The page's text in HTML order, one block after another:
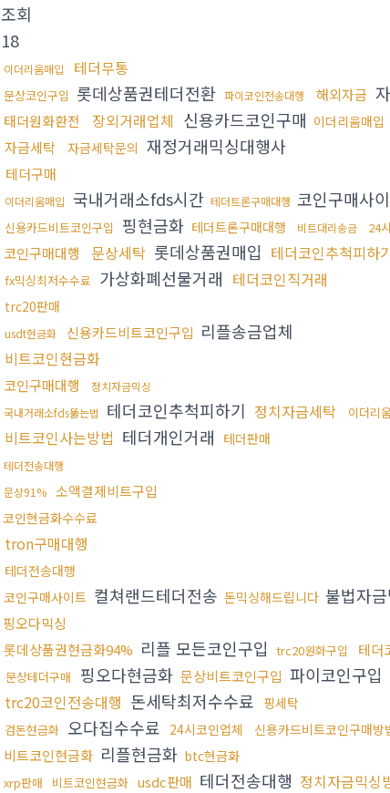
조회
18
이더리움매입 테더무통
문상코인구입 롯데상품권테더전환 파이코인전송대행 해외자금
태더원화환전 장외거래업체 신용카드코인구매 이더리움매입
자금세탁
자금세탁문의 재정거래믹싱대행사
테더구매
이더리움매입 국내거래소fds시간 테더트론구매대행 코인구매사
신용카드비트코인구입
핑현금화 테더트론구매대행 비트대리송금 24
코인구매대행 문상세탁 롯데상품권매입 테더코인추척피하
fx믹싱최저수수료 가상화폐선물거래 테더코인직거래
trc20판매
usdt현금화 신용카드비트코인구입 리플송금업체
비트코인현금화
코인구매대행
정치자금믹싱
국내거래소fds뚫는법
테더코인추척피하기 정치자금세탁 이더리
비트코인사는방법 테더개인거래 테더판매
테더전송대행
문상91% 소액결제비트구입
코인현금화수수료
tron구매대행
테더전송대행
코인구매사이트 컬쳐랜드테더전송 돈믹싱해드립니다 불법자
핑오다믹싱
롯데상품권현금화94% 리플 모든코인구입 trc20원화구입 테더
문상테더구매 핑오다현금화 문상비트코인구입 파이코인구입
trc20코인전송대행 돈세탁최저수수료 핑세탁
검돈현금화 오다집수수료 24시코인업체 신용카드비트코인구매방
비트코인현금화 리플현금화 btc현금화
xrp판매 비트코인현금화 usdc판매 테더전송대행 정치자금믹싱